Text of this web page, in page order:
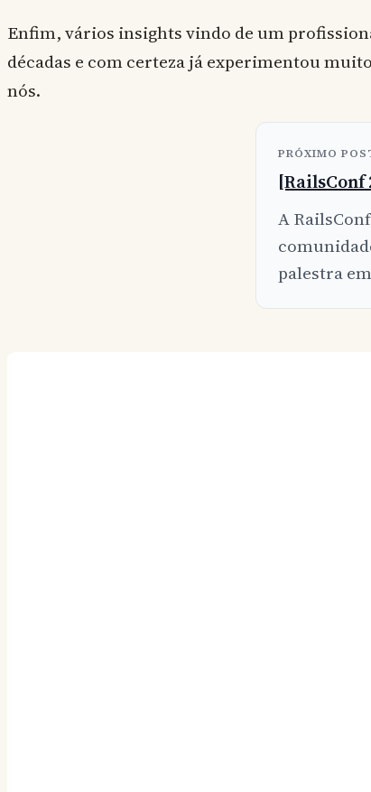
Enfim, vários insights vindo de um
décadas e com certeza já experimentou
nós.
PRÓXIMO
[RailsConf
A
palestra